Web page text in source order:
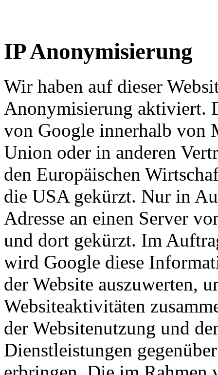
IP Anonymisierung
Wir haben auf dieser
Anonymisierung aktiviert.
von Google innerhalb von
Union oder in anderen
den Europäischen
die USA gekürzt. Nur in
Adresse an einen Server
und dort gekürzt. Im
wird Google diese
der Website auszuwerten,
Websiteaktivitäten
der Websitenutzung und
Dienstleistungen